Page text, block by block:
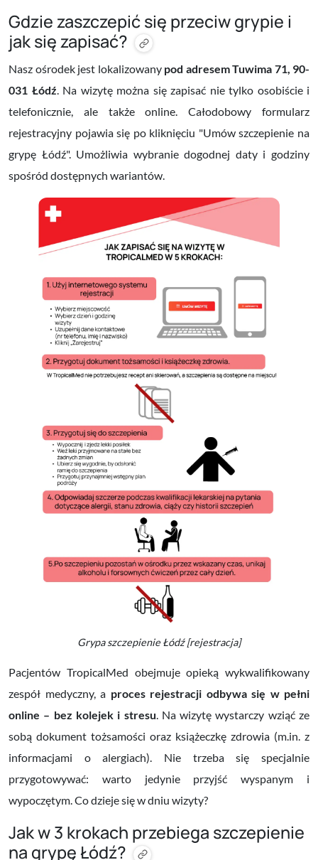
Gdzie zaszczepić się przeciw grypie i
jak się zapisać?
Nasz ośrodek jest lokalizowany pod adresem Tuwima 71, 90-
031 Łódź. Na wizytę można się zapisać nie tylko osobiście i
telefonicznie, ale także online. Całodobowy formularz
rejestracyjny pojawia się po kliknięciu "Umów szczepienie na
grypę Łódź". Umożliwia wybranie dogodnej daty i godziny
spośród dostępnych wariantów.
Grypa szczepienie Łódź [rejestracja]
Pacjentów TropicalMed obejmuje opieką wykwalifikowany
zespół medyczny, a proces rejestracji odbywa się w pełni
online – bez kolejek i stresu. Na wizytę wystarczy wziąć ze
sobą dokument tożsamości oraz książeczkę zdrowia (m.in. z
informacjami o alergiach). Nie trzeba się specjalnie
przygotowywać: warto jedynie przyjść wyspanym i
wypoczętym. Co dzieje się w dniu wizyty?
Jak w 3 krokach przebiega szczepienie
na grypę Łódź?